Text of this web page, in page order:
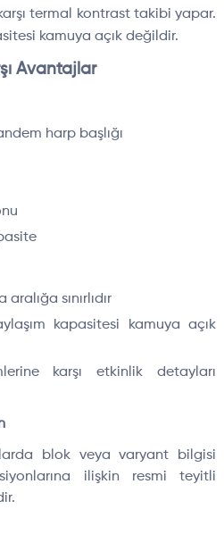
termal kontrast takibi yapar.
kamuya açık değildir.
Avantajlar
harp başlığı
sınırlıdır
kapasitesi kamuya açık
karşı etkinlik detayları
blok veya varyant bilgisi
ilişkin resmi teyitli